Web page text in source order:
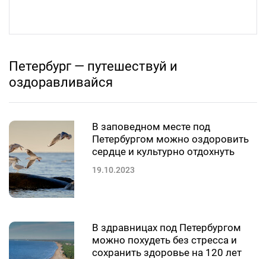
Петербург — путешествуй и
оздоравливайся
В заповедном месте под
Петербургом можно оздоровить
сердце и культурно отдохнуть
19.10.2023
В здравницах под Петербургом
можно похудеть без стресса и
сохранить здоровье на 120 лет